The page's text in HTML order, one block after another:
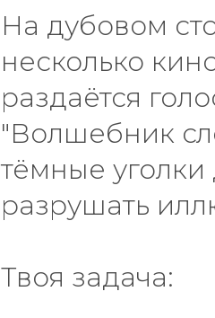
На дубовом
несколько
раздаётся
"Волшебник
тёмные
разрушать
Твоя задача: